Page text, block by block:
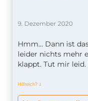
9. Dezember 2020
Hmm... Dann ist
leider nichts mehr
klappt. Tut mir leid.
Hilfreich? ↆ